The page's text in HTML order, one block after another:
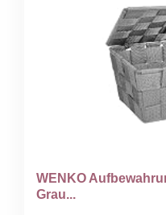
WENKO
Grau...